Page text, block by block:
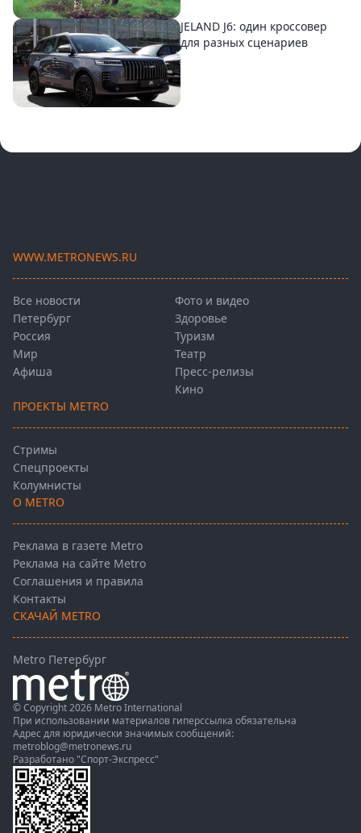
JELAND J6: один кроссовер
для разных сценариев
WWW.METRONEWS.RU
Все новости
Петербург
Россия
Мир
Афиша
Фото и видео
Здоровье
Туризм
Театр
Пресс-релизы
Кино
ПРОЕКТЫ METRO
Стримы
Спецпроекты
Колумнисты
О METRO
Реклама в газете Metro
Реклама на сайте Metro
Соглашения и правила
Контакты
СКАЧАЙ METRO
Metro Петербург
© Copyright 2026 Metro International
При использовании материалов гиперссылка обязательна
Адрес для юридически значимых сообщений:
metroblog@metronews.ru
Разработано "Спорт-Экспресс"